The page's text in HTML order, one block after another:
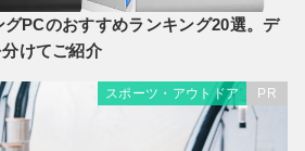
グPCのおすすめランキング20選。デ
けてご紹介
スポーツ・アウトドア PR